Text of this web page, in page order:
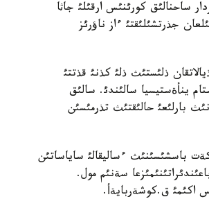
ساحنالئق كورئنئس ارقئلئ جاثا
جذرتشئلئقتئ ءاز ناؤرئز
ذلئستئث ذلئ كذنئ قذتتئ
370 ميلليارد تةثگةدةن استام ينأةستيسيا سالئندئ. سالئق
ورنئ اشئلدئ. مذنئث بارلئعئ حالئقتئث تذرمئسئن
باسشئسئنئث ءساليقالئ ساياساتئن
سةنئم مول.
اكئمئ ق.كوشةربايةأ.